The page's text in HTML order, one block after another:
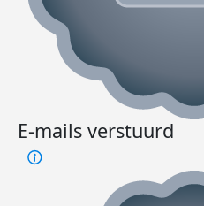
E-mails verstuurd